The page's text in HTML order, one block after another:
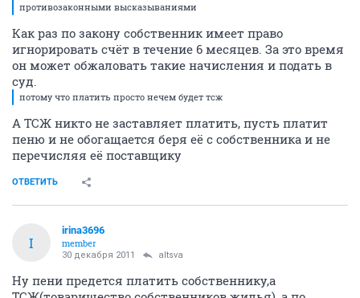
противозаконными высказываниями
Как раз по закону собственник имеет право
игнорировать счёт в течение 6 месяцев. За это время
он может обжаловать такие начисления и подать в
суд.
потому что платить просто нечем будет тсж
А ТСЖ никто не заставляет платить, пусть платит
пеню и не обогащается беря её с собственника и не
перечисляя её поставщику
ОТВЕТИТЬ
I
irina3696
member
30 декабря 2011 altsva
Ну пени предется платить собственнику,а